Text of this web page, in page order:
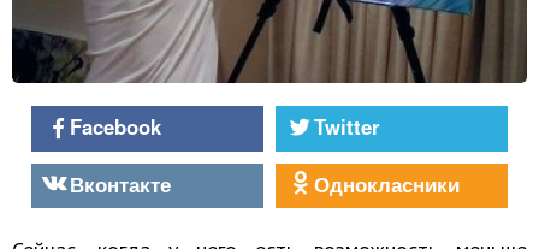
Facebook
Twitter
Вконтакте
Однокласники